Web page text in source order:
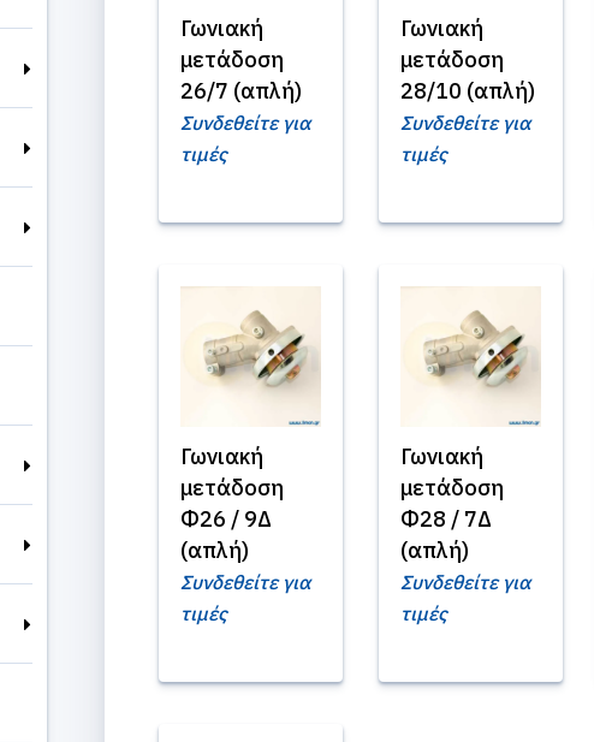
Γωνιακή
μετάδοση
26/7 (απλή)
Συνδεθείτε για
τιμές
Γωνιακή
μετάδοση
28/10 (απλή)
Συνδεθείτε για
τιμές
Γωνιακή
μετάδοση
Φ26 / 9Δ
(απλή)
Συνδεθείτε για
τιμές
Γωνιακή
μετάδοση
Φ28 / 7Δ
(απλή)
Συνδεθείτε για
τιμές